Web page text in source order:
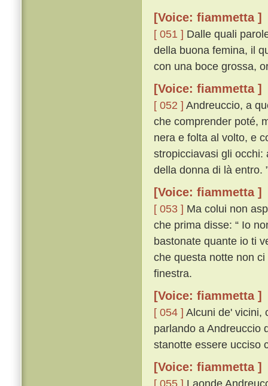
[Voice: fiammetta ]
[ 051 ] Dalle quali
della buona femina, il
con una boce grossa,
[Voice: fiammetta ]
[ 052 ] Andreuccio, a
che comprender poté,
nera e folta al volto, e
stropicciavasi gli occhi:
della donna di là entro.
[Voice: fiammetta ]
[ 053 ] Ma colui non
che prima disse: “ Io
bastonate quante io ti
che questa notte non
finestra.
[Voice: fiammetta ]
[ 054 ] Alcuni de' vicini,
parlando a Andreuccio
stanotte essere ucciso
[Voice: fiammetta ]
[ 055 ] Laonde